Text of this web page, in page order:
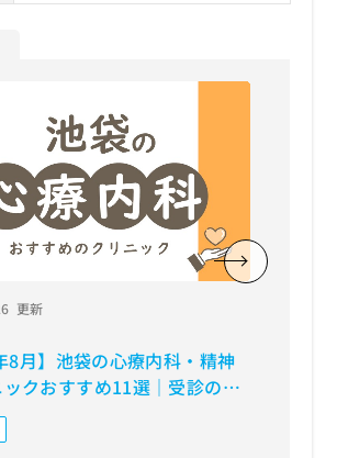
更新
8月】池袋の心療内科・精神
クおすすめ11選｜受診の目